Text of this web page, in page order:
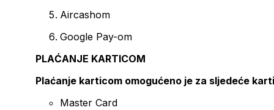
Aircashom
Google Pay-om
PLAĆANJE KARTICOM
Plaćanje karticom omogućeno je za sljedeće
Master Card